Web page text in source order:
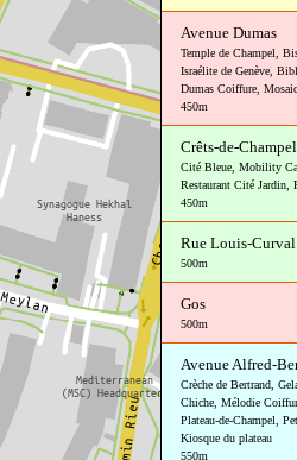
Avenue Dumas
Temple de Champel
Israélite de Genève,
Dumas Coiffure, Mosaic
450m
Crêts-de-Champel
Cité Bleue, Mobility
Restaurant Cité Jardin,
450m
Rue Louis-Curval
500m
Gos
500m
Avenue Alfred-
Crèche de Bertrand,
Chiche, Mélodie
Plateau-de-Champel
Kiosque du plateau
550m